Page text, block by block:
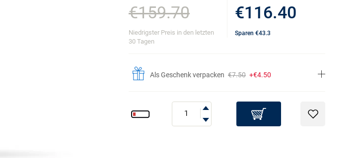
€159.70
Niedrigster Preis in den letzten
30 Tagen
€116.40
Sparen €43.3
Als Geschenk verpacken €7.50 +€4.50